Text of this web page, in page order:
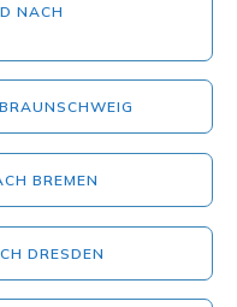
NACH
BREMEN
DRESDEN